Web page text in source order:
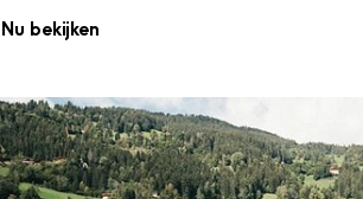
Nu bekijken